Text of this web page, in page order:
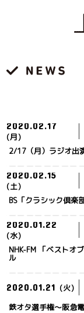
2020.02.17
(月)
2/17（月）ラジオ出
2020.02.15
(土)
BS「クラシック倶
2020.01.22
(水)
NHK-FM 「ベストオ
ル
2020.01.21 (火)
鉄オタ選手権～阪急